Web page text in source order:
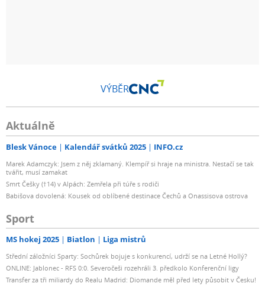
VÝBĚR
Aktuálně
Blesk Vánoce Kalendář svátků 2025 INFO.cz
Marek Adamczyk: Jsem z něj zklamaný. Klempíř si hraje na ministra. Nestačí se tak
tvářit, musí zamakat
Smrt Češky (†14) v Alpách: Zemřela při túře s rodiči
Babišova dovolená: Kousek od oblíbené destinace Čechů a Onassisova ostrova
Sport
MS hokej 2025 Biatlon Liga mistrů
Střední záložníci Sparty: Sochůrek bojuje s konkurencí, udrží se na Letné Hollý?
ONLINE: Jablonec - RFS 0:0. Severočeši rozehráli 3. předkolo Konferenční ligy
Transfer za tři miliardy do Realu Madrid: Diomande měl před lety působit v Česku!